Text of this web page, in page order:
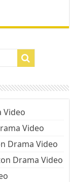
Video
Video
Drama Video
Drama Video